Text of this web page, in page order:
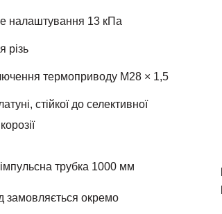
налаштування 13 кПа
різь
термоприводу М28 × 1,5
стійкої до селективної
трубка 1000 мм
замовляється окремо